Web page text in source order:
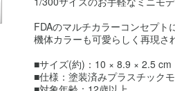
FDAのマルチカラーコンセプト
機体カラーも可愛らしく再現さ
■サイズ(約)：10 × 8.9 × 2.5 cm
■仕様：塗装済みプラスチック